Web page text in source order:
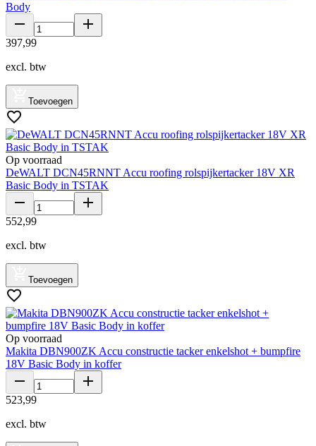
Body
397,99
excl. btw
Toevoegen
Op voorraad
DeWALT DCN45RNNT Accu roofing rolspijkertacker 18V XR
Basic Body in TSTAK
552,99
excl. btw
Toevoegen
Op voorraad
Makita DBN900ZK Accu constructie tacker enkelshot + bumpfire
18V Basic Body in koffer
523,99
excl. btw